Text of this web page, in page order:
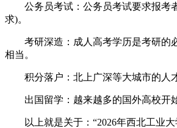
公务员考试：公务员考试要求报考者
求)。
考研深造：成人高考学历是考研的必
相当。
积分落户：北上广深等大城市的人才
出国留学：越来越多的国外高校开始
以上就是关于：“2026年西北工业大